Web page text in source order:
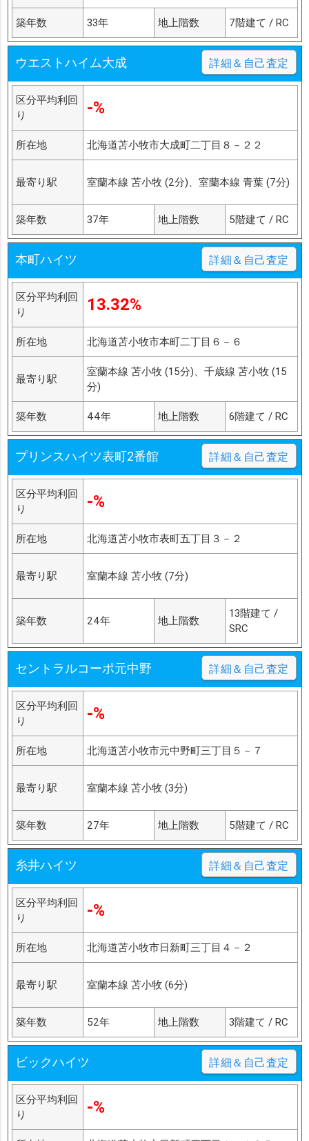
築年数 33年 地上階数 7階建て / RC
ウエストハイム大成 詳細＆自己査定
区分平均利回
り
-%
所在地 北海道苫小牧市大成町二丁目８－２２
最寄り駅 室蘭本線 苫小牧 (2分)、室蘭本線 青葉 (7分)
築年数 37年 地上階数 5階建て / RC
本町ハイツ 詳細＆自己査定
区分平均利回
り
13.32%
所在地 北海道苫小牧市本町二丁目６－６
最寄り駅
室蘭本線 苫小牧 (15分)、千歳線 苫小牧 (15
分)
築年数 44年 地上階数 6階建て / RC
プリンスハイツ表町2番館 詳細＆自己査定
区分平均利回
り
-%
所在地 北海道苫小牧市表町五丁目３－２
最寄り駅 室蘭本線 苫小牧 (7分)
築年数 24年 地上階数
13階建て /
SRC
セントラルコーポ元中野 詳細＆自己査定
区分平均利回
り
-%
所在地 北海道苫小牧市元中野町三丁目５－７
最寄り駅 室蘭本線 苫小牧 (3分)
築年数 27年 地上階数 5階建て / RC
糸井ハイツ 詳細＆自己査定
区分平均利回
り
-%
所在地 北海道苫小牧市日新町三丁目４－２
最寄り駅 室蘭本線 苫小牧 (6分)
築年数 52年 地上階数 3階建て / RC
ビックハイツ 詳細＆自己査定
区分平均利回
り
-%